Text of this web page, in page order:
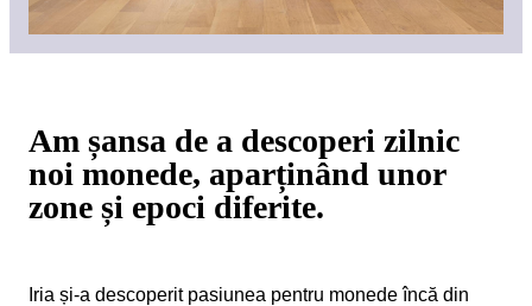
Am șansa de a descoperi zilnic
noi monede, aparținând unor
zone și epoci diferite.
Iria și-a descoperit pasiunea pentru monede încă din